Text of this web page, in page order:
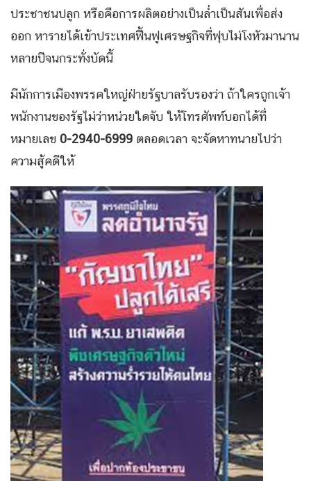
ประชาชนปลูก หรือคือการผลิตอย่างเป็นล่ำเป็นสันเพื่อส่ง
ออก หารายได้เข้าประเทศฟื้นฟูเศรษฐกิจที่ฟุบไม่โงหัวมานาน
หลายปีจนกระทั่งบัดนี้
มีนักการเมืองพรรคใหญ่ฝ่ายรัฐบาลรับรองว่า ถ้าใครถูกเจ้า
พนักงานของรัฐไม่ว่าหน่วยใดจับ ให้โทรศัพท์บอกได้ที่
หมายเลข 0-2940-6999 ตลอดเวลา จะจัดหาทนายไปว่า
ความสู้คดีให้